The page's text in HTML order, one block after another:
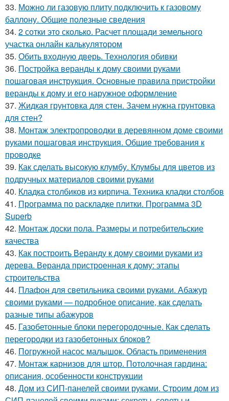
33. Можно ли газовую плиту подключить к газовому
баллону. Общие полезные сведения
34. 2 сотки это сколько. Расчет площади земельного
участка онлайн калькулятором
35. Обить входную дверь. Технология обивки
36. Постройка веранды к дому своими руками
пошаговая инструкция. Основные правила пристройки
веранды к дому и его наружное оформление
37. Жидкая грунтовка для стен. Зачем нужна грунтовка
для стен?
38. Монтаж электропроводки в деревянном доме своими
руками пошаговая инструкция. Общие требования к
проводке
39. Как сделать высокую клумбу. Клумбы для цветов из
подручных материалов своими руками
40. Кладка столбиков из кирпича. Техника кладки столбов
41. Программа по раскладке плитки. Программа 3D
Superb
42. Монтаж доски пола. Размеры и потребительские
качества
43. Как построить Веранду к дому своими руками из
дерева. Веранда пристроенная к дому: этапы
строительства
44. Плафон для светильника своими руками. Абажур
своими руками — подробное описание, как сделать
разные типы абажуров
45. Газобетонные блоки перегородочные. Как сделать
перегородки из газобетонных блоков?
46. Погружной насос малышок. Область применения
47. Монтаж карнизов для штор. Потолочная гардина:
описания, особенности конструкции
48. Дом из СИП-панелей своими руками. Строим дом из